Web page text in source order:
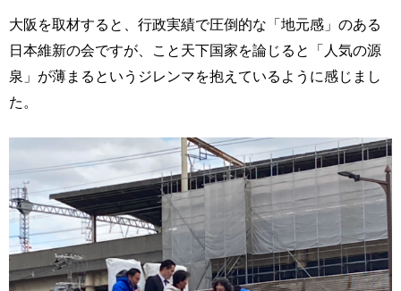
大阪を取材すると、行政実績で圧倒的な「地元感」のある
日本維新の会ですが、こと天下国家を論じると「人気の源
泉」が薄まるというジレンマを抱えているように感じまし
た。